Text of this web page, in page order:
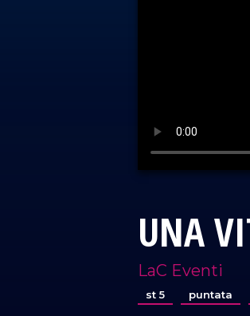
UNA
LaC Eventi
st 5 puntata